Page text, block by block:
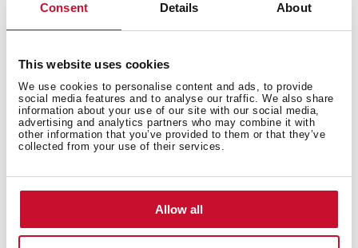
Consent Details About
This website uses cookies
We use cookies to personalise content and ads, to provide
social media features and to analyse our traffic. We also share
information about your use of our site with our social media,
advertising and analytics partners who may combine it with
other information that you’ve provided to them or that they’ve
collected from your use of their services.
Allow all
Jak používat automatickou funkci